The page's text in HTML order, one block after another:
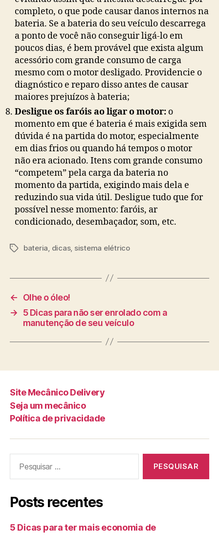
completo, o que pode causar danos internos na
bateria. Se a bateria do seu veículo descarrega
a ponto de você não conseguir ligá-lo em
poucos dias, é bem provável que exista algum
acessório com grande consumo de carga
mesmo com o motor desligado. Providencie o
diagnóstico e reparo disso antes de causar
maiores prejuízos à bateria;
Desligue os faróis ao ligar o motor: o
momento em que é bateria é mais exigida sem
dúvida é na partida do motor, especialmente
em dias frios ou quando há tempos o motor
não era acionado. Itens com grande consumo
“competem” pela carga da bateria no
momento da partida, exigindo mais dela e
reduzindo sua vida útil. Desligue tudo que for
possível nesse momento: faróis, ar
condicionado, desembaçador, som, etc.
Tagsbateria, dicas, sistema elétrico
←
Olhe o óleo!
→
5 Dicas para não ser enrolado com a
manutenção de seu veículo
Site Mecânico Delivery
Seja um mecânico
Política de privacidade
por:
Posts recentes
5 Dicas para ter mais economia de